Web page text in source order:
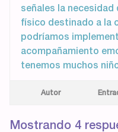
señales la
físico destinado a la
podríamos
acompañamiento
tenemos muchos
Autor
Mostrando 4